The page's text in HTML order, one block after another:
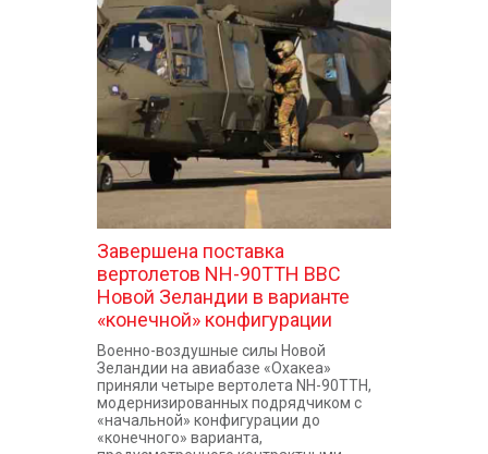
Завершена поставка
вертолетов NH-90TTH ВВС
Новой Зеландии в варианте
«конечной» конфигурации
Военно-воздушные силы Новой
Зеландии на авиабазе «Охакеа»
приняли четыре вертолета NH-90TTH,
модернизированных подрядчиком с
«начальной» конфигурации до
«конечного» варианта,